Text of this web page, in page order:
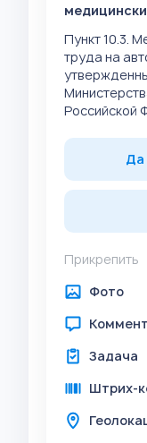
Пункт 10.3.
труда на
Российской
Да
Прикрепить
Фото
Задача
Штрих-